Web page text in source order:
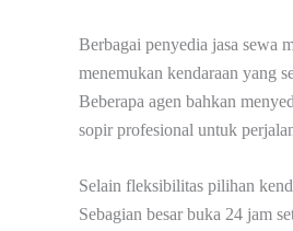
Berbagai penyedia jasa sewa
menemukan kendaraan yang
Beberapa agen bahkan
sopir profesional untuk
Selain fleksibilitas pilihan
Sebagian besar buka 24 jam